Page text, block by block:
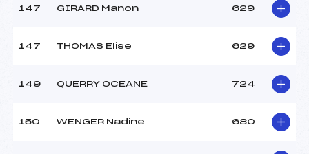
147 GIRARD Manon 629
147 THOMAS Elise 629
149 QUERRY OCEANE 724
150 WENGER Nadine 680